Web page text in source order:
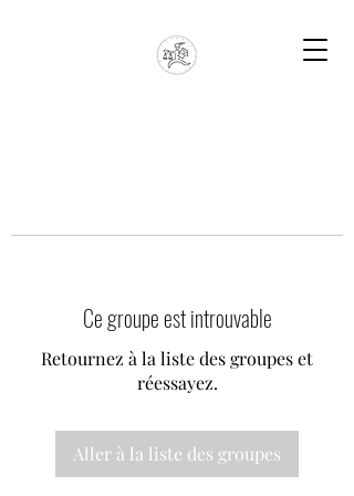
Ce groupe est introuvable
Retournez à la liste des groupes et
réessayez.
Aller à la liste des groupes